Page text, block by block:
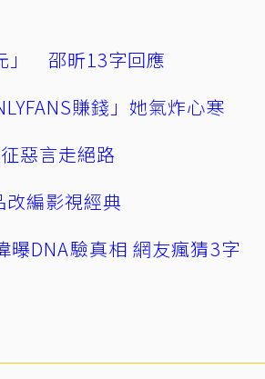
」 邵昕13字回應
賺錢」她氣炸心寒
惡言走絕路
編影視經典
DNA驗真相 網友瘋猜3字